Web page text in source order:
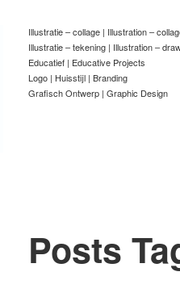
Illustratie – collage | Illustration –
Illustratie – tekening | Illustration –
Educatief | Educative Projects
Logo | Huisstijl | Branding
Grafisch Ontwerp | Graphic Design
Posts